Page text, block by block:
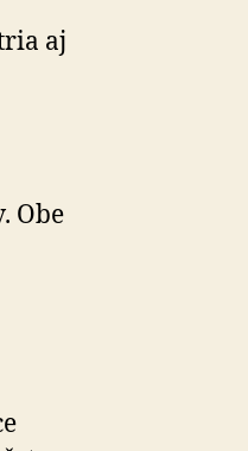
aj
Obe